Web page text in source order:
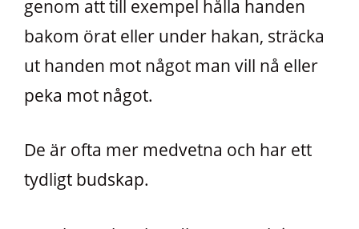
genom att till exempel hålla handen
bakom örat eller under hakan, sträcka
ut handen mot något man vill nå eller
peka mot något.
De är ofta mer medvetna och har ett
tydligt budskap.